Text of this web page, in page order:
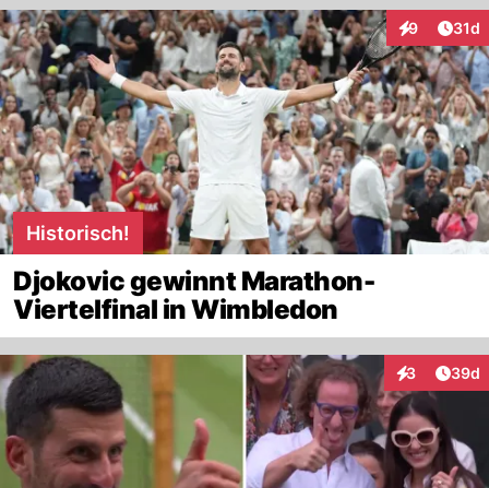
9
Interaktionen
31d
Historisch!
Djokovic gewinnt Marathon-
Viertelfinal in Wimbledon
3
Interaktionen
39d